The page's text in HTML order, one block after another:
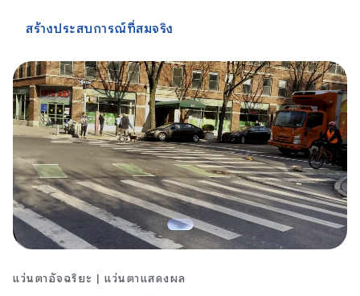
สร้างประสบการณ์ที่สมจริง
แว่นตาอัจฉริยะ | แว่นตาแสดงผล